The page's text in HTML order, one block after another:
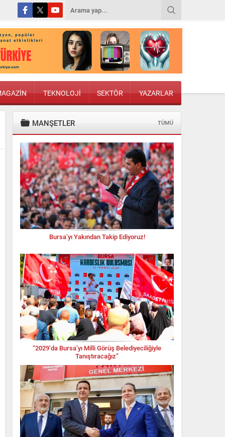
TEKNOLOJİ SEKTÖR YAZARLAR
MANŞETLER TÜMÜ
Bursa’yı Yakından Takip Ediyoruz!
“2029’da Bursa’yı Milli Görüş Belediyeciliğiyle
Tanıştıracağız”